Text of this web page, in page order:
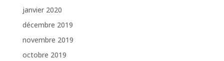
janvier 2020
décembre 2019
novembre 2019
octobre 2019